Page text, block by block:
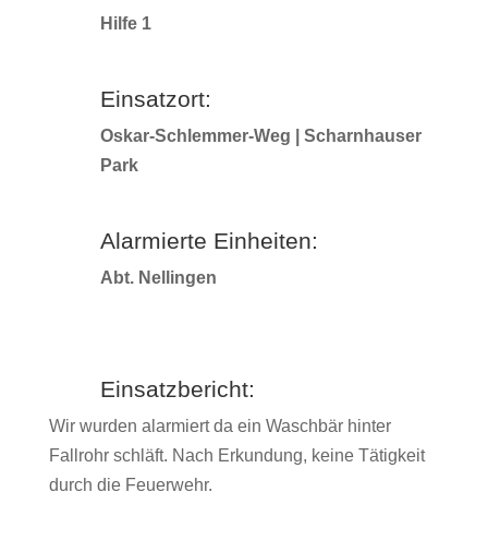
Hilfe 1
Einsatzort:
Oskar-Schlemmer-Weg | Scharnhauser
Park
Alarmierte Einheiten:
Abt. Nellingen
Einsatzbericht:
Wir wurden alarmiert da ein Waschbär hinter
Fallrohr schläft. Nach Erkundung, keine Tätigkeit
durch die Feuerwehr.